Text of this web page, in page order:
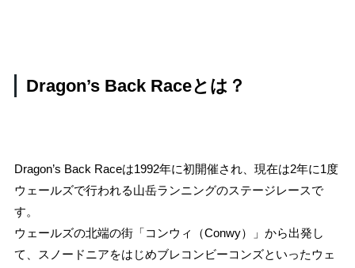
YOKOHAMA
ストライトラボ横浜店独自の最新イベント情報
REVIEW
ストライトラボ横浜店独自の商品レビュー
Dragon’s Back Raceとは？
Dragon’s Back Raceは1992年に初開催され、現在は2年に1度
ウェールズで行われる山岳ランニングのステージレースで
す。
ウェールズの北端の街「コンウィ（Conwy）」から出発し
て、スノードニアをはじめブレコンビーコンズといったウェ